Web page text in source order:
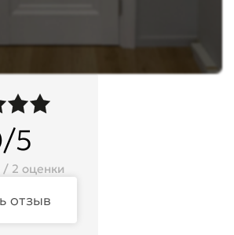
5
/ 2 оценки
отзыв